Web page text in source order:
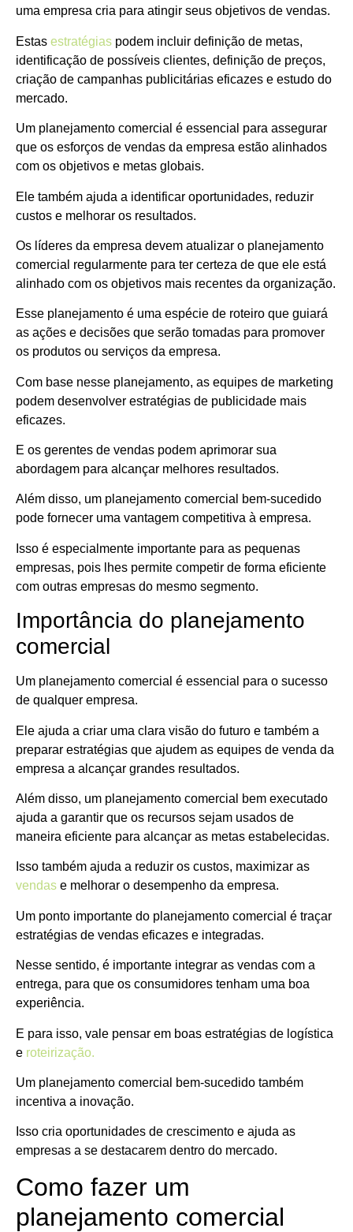
uma empresa cria para atingir seus objetivos de vendas.
Estas estratégias podem incluir definição de metas,
identificação de possíveis clientes, definição de preços,
criação de campanhas publicitárias eficazes e estudo do
mercado.
Um planejamento comercial é essencial para assegurar
que os esforços de vendas da empresa estão alinhados
com os objetivos e metas globais.
Ele também ajuda a identificar oportunidades, reduzir
custos e melhorar os resultados.
Os líderes da empresa devem atualizar o planejamento
comercial regularmente para ter certeza de que ele está
alinhado com os objetivos mais recentes da organização.
Esse planejamento é uma espécie de roteiro que guiará
as ações e decisões que serão tomadas para promover
os produtos ou serviços da empresa.
Com base nesse planejamento, as equipes de marketing
podem desenvolver estratégias de publicidade mais
eficazes.
E os gerentes de vendas podem aprimorar sua
abordagem para alcançar melhores resultados.
Além disso, um planejamento comercial bem-sucedido
pode fornecer uma vantagem competitiva à empresa.
Isso é especialmente importante para as pequenas
empresas, pois lhes permite competir de forma eficiente
com outras empresas do mesmo segmento.
Importância do planejamento
comercial
Um planejamento comercial é essencial para o sucesso
de qualquer empresa.
Ele ajuda a criar uma clara visão do futuro e também a
preparar estratégias que ajudem as equipes de venda da
empresa a alcançar grandes resultados.
Além disso, um planejamento comercial bem executado
ajuda a garantir que os recursos sejam usados de
maneira eficiente para alcançar as metas estabelecidas.
Isso também ajuda a reduzir os custos, maximizar as
vendas e melhorar o desempenho da empresa.
Um ponto importante do planejamento comercial é traçar
estratégias de vendas eficazes e integradas.
Nesse sentido, é importante integrar as vendas com a
entrega, para que os consumidores tenham uma boa
experiência.
E para isso, vale pensar em boas estratégias de logística
e roteirização.
Um planejamento comercial bem-sucedido também
incentiva a inovação.
Isso cria oportunidades de crescimento e ajuda as
empresas a se destacarem dentro do mercado.
Como fazer um
planejamento comercial